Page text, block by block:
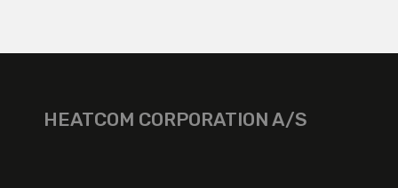
HEATCOM CORPORATION A/S